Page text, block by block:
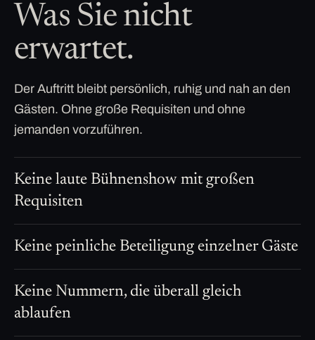
Was Sie nicht
erwartet.
Der Auftritt bleibt persönlich, ruhig und nah an den
Gästen. Ohne große Requisiten und ohne
jemanden vorzuführen.
Keine laute Bühnenshow mit großen
Requisiten
Keine peinliche Beteiligung einzelner Gäste
Keine Nummern, die überall gleich
ablaufen